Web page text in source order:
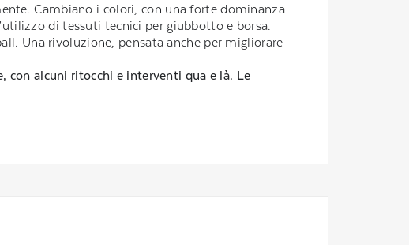
Cambiano i colori, con una forte dominanza
di tessuti tecnici per giubbotto e borsa.
Una rivoluzione, pensata anche per migliorare
con alcuni ritocchi e interventi qua e là. Le